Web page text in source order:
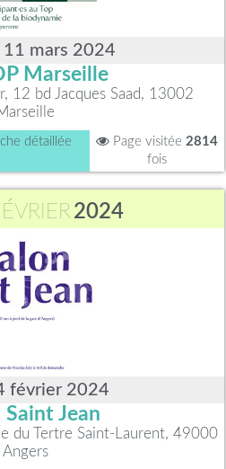
11 mars 2024
Marseille
12 bd Jacques Saad, 13002
détaillée Page visitée 2814
fois
2024
février 2024
Saint Jean
du Tertre Saint-Laurent, 49000
Angers